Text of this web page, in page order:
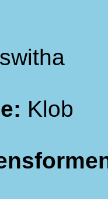
Klob